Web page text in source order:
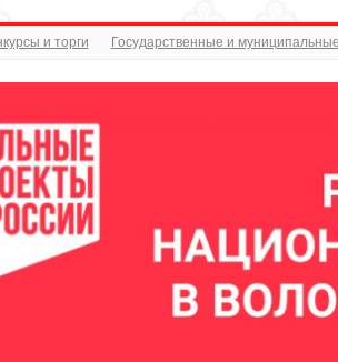
и торги Государственные и муниципальные